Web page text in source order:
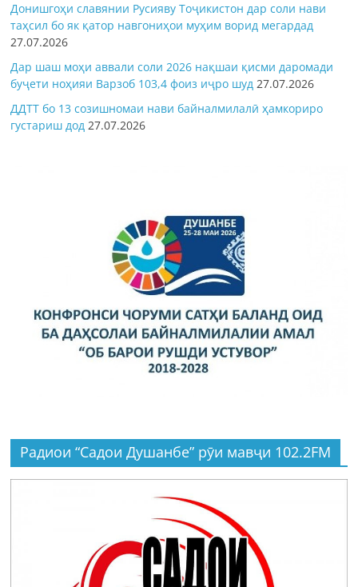
Донишгоҳи славянии Русияву Тоҷикистон дар соли нави
таҳсил бо як қатор навгониҳои муҳим ворид мегардад
27.07.2026
Дар шаш моҳи аввали соли 2026 нақшаи қисми даромади
буҷети ноҳияи Варзоб 103,4 фоиз иҷро шуд 27.07.2026
ДДТТ бо 13 созишномаи нави байналмилалӣ ҳамкориро
густариш дод 27.07.2026
Радиои “Садои Душанбе” рӯи мавҷи 102.2FM